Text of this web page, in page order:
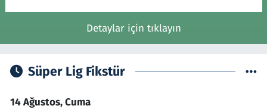
Detaylar için tıklayın
Süper Lig Fikstür
14 Ağustos, Cuma